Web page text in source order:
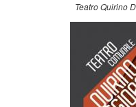
Teatro Quirino